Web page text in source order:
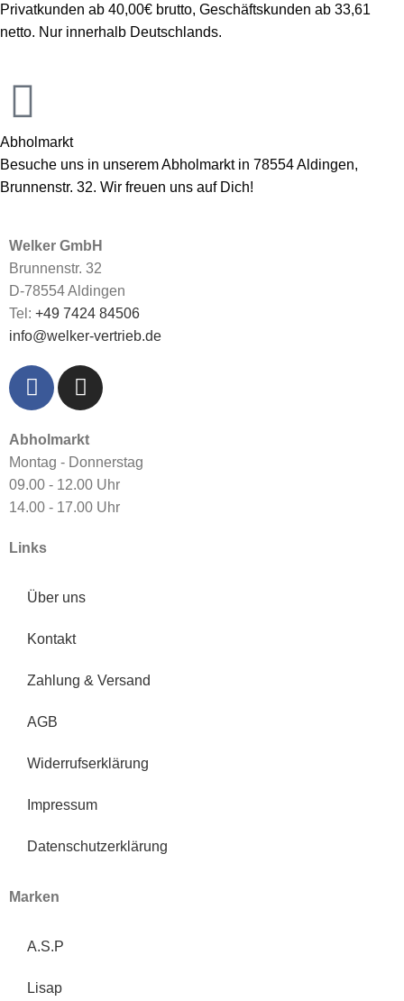
Privatkunden ab 40,00€ brutto, Geschäftskunden ab 33,61
netto. Nur innerhalb Deutschlands.
Abholmarkt
Besuche uns in unserem Abholmarkt in 78554 Aldingen,
Brunnenstr. 32. Wir freuen uns auf Dich!
Welker GmbH
Brunnenstr. 32
D-78554 Aldingen
Tel: +49 7424 84506
info@welker-vertrieb.de
Abholmarkt
Montag - Donnerstag
09.00 - 12.00 Uhr
14.00 - 17.00 Uhr
Links
Über uns
Kontakt
Zahlung & Versand
AGB
Widerrufserklärung
Impressum
Datenschutzerklärung
Marken
A.S.P
Lisap